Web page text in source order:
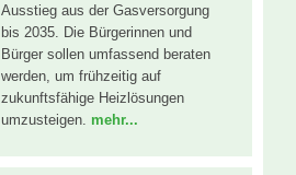
Ausstieg aus der Gasversorgung
bis 2035. Die Bürgerinnen und
Bürger sollen umfassend beraten
werden, um frühzeitig auf
zukunftsfähige Heizlösungen
umzusteigen. mehr...